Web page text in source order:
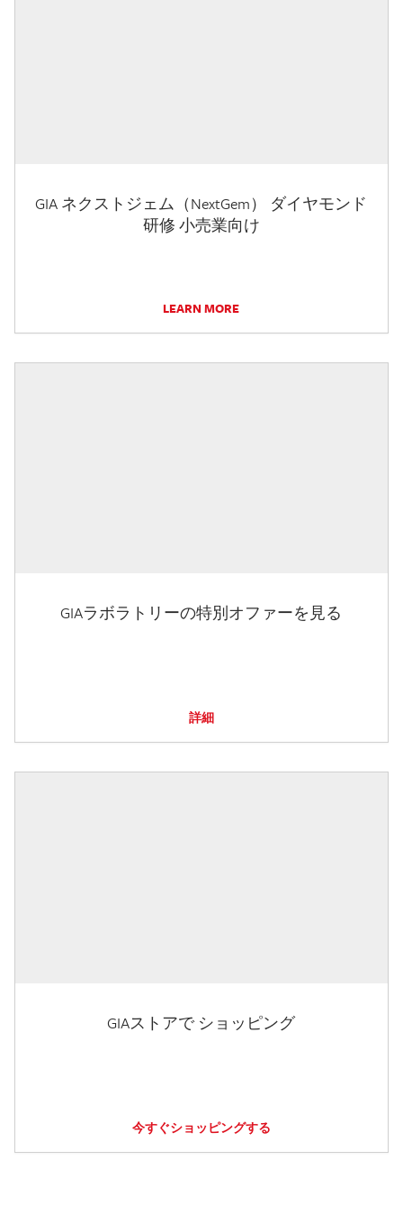
GIA ネクストジェム（NextGem） ダイヤモンド
研修 小売業向け
LEARN MORE
GIAラボラトリーの特別オファーを見る
詳細
GIAストアで ショッピング
今すぐショッピングする